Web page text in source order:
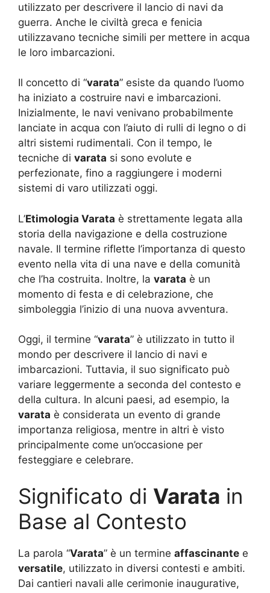
utilizzato per descrivere il lancio di navi da
guerra. Anche le civiltà greca e fenicia
utilizzavano tecniche simili per mettere in acqua
le loro imbarcazioni.
Il concetto di “varata” esiste da quando l’uomo
ha iniziato a costruire navi e imbarcazioni.
Inizialmente, le navi venivano probabilmente
lanciate in acqua con l’aiuto di rulli di legno o di
altri sistemi rudimentali. Con il tempo, le
tecniche di varata si sono evolute e
perfezionate, fino a raggiungere i moderni
sistemi di varo utilizzati oggi.
L’Etimologia Varata è strettamente legata alla
storia della navigazione e della costruzione
navale. Il termine riflette l’importanza di questo
evento nella vita di una nave e della comunità
che l’ha costruita. Inoltre, la varata è un
momento di festa e di celebrazione, che
simboleggia l’inizio di una nuova avventura.
Oggi, il termine “varata” è utilizzato in tutto il
mondo per descrivere il lancio di navi e
imbarcazioni. Tuttavia, il suo significato può
variare leggermente a seconda del contesto e
della cultura. In alcuni paesi, ad esempio, la
varata è considerata un evento di grande
importanza religiosa, mentre in altri è visto
principalmente come un’occasione per
festeggiare e celebrare.
Significato di Varata in
Base al Contesto
La parola “Varata” è un termine affascinante e
versatile, utilizzato in diversi contesti e ambiti.
Dai cantieri navali alle cerimonie inaugurative,